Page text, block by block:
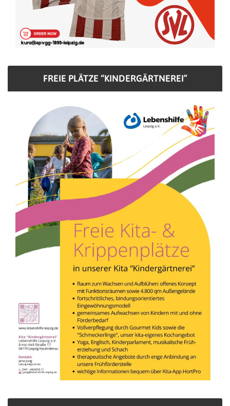
FREIE PLÄTZE “KINDERGÄRTNEREI”